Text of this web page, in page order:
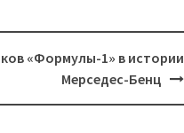
«Формулы-1» в истории
Мерседес-Бенц